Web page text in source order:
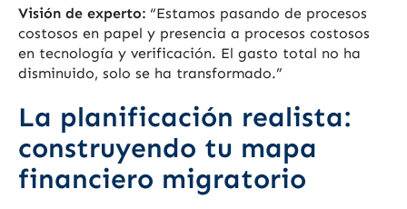
Visión de experto: “Estamos pasando de procesos
costosos en papel y presencia a procesos costosos
en tecnología y verificación. El gasto total no ha
disminuido, solo se ha transformado.”
La planificación realista:
construyendo tu mapa
financiero migratorio